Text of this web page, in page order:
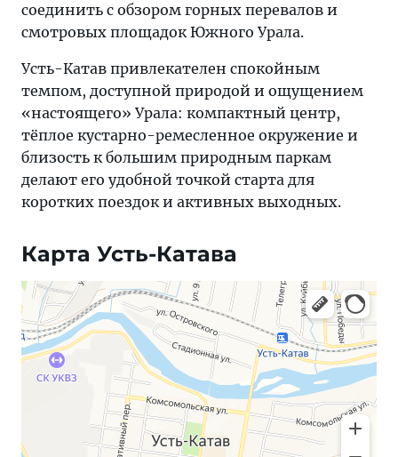
соединить с обзором горных перевалов и
смотровых площадок Южного Урала.
Усть-Катав привлекателен спокойным
темпом, доступной природой и ощущением
«настоящего» Урала: компактный центр,
тёплое кустарно-ремесленное окружение и
близость к большим природным паркам
делают его удобной точкой старта для
коротких поездок и активных выходных.
Карта Усть-Катава
Яндекс Карты — транспорт, навигация, поиск мест